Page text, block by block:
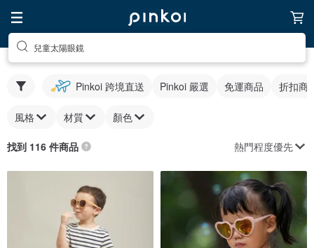
兒童太陽眼鏡
Pinkoi 跨境直送 Pinkoi 嚴選 免運商品 折扣商
風格 材質 顏色
找到 116 件商品 熱門程度優先